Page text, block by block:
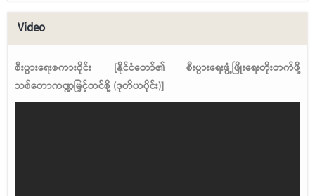
Video
စီးပွားရေးစကားဝိုင်း [နိုင်ငံတော်၏ စီးပွားရေးဖွံ့ဖြိုးရေးတိုးတက်ဖို့
သစ်တောကဏ္ဍမြှင့်တင်စို့ (ဒုတိယပိုင်း)]